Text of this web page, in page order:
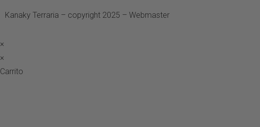
Kanaky Terraria – copyright 2025 – Webmaster
×
×
Carrito